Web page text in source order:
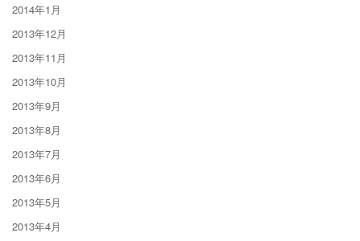
2014年1月
2013年12月
2013年11月
2013年10月
2013年9月
2013年8月
2013年7月
2013年6月
2013年5月
2013年4月